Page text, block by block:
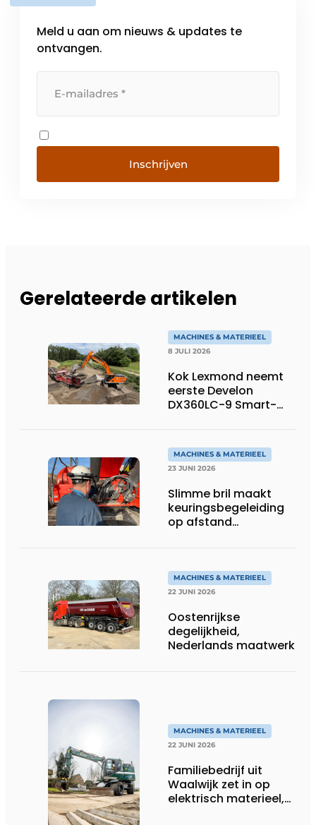
Meld u aan om nieuws & updates te
ontvangen.
Inschrijven
Gerelateerde artikelen
MACHINES & MATERIEEL
8 JULI 2026
Kok Lexmond neemt
eerste Develon
DX360LC-9 Smart-
MACHINES & MATERIEEL
23 JUNI 2026
Slimme bril maakt
keuringsbegeleiding
op afstand
MACHINES & MATERIEEL
22 JUNI 2026
Oostenrijkse
degelijkheid,
Nederlands maatwerk
MACHINES & MATERIEEL
22 JUNI 2026
Familiebedrijf uit
Waalwijk zet in op
elektrisch materieel,